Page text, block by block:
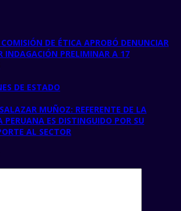
COMISIÓN DE ÉTICA APROBÓ DENUNCIAR
INDAGACIÓN PRELIMINAR A 17
DE ESTADO
MUÑOZ: REFERENTE DE LA
PERUANA ES DISTINGUIDO POR SU
AL SECTOR